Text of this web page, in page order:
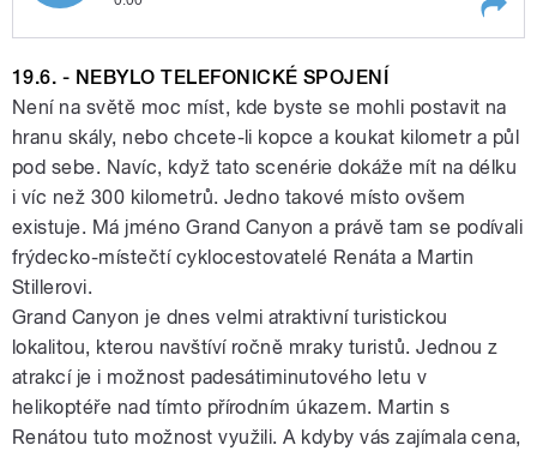
Mifkem
pause
Františkem
19.6. - NEBYLO TELEFONICKÉ SPOJENÍ
Není na světě moc míst, kde byste se mohli postavit na
hranu skály, nebo chcete-li kopce a koukat kilometr a půl
pod sebe. Navíc, když tato scenérie dokáže mít na délku
i víc než 300 kilometrů. Jedno takové místo ovšem
existuje. Má jméno Grand Canyon a právě tam se podívali
frýdecko-místečtí cyklocestovatelé Renáta a Martin
Stillerovi.
Grand Canyon je dnes velmi atraktivní turistickou
lokalitou, kterou navštíví ročně mraky turistů. Jednou z
atrakcí je i možnost padesátiminutového letu v
helikoptéře nad tímto přírodním úkazem. Martin s
Renátou tuto možnost využili. A kdyby vás zajímala cena,